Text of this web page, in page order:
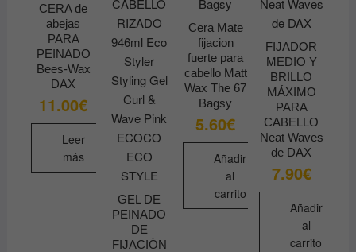
CERA de
abejas
PARA
PEINADO
Bees-Wax
DAX
11.00€
Leer
más
GEL DE
PEINADO
DE
FIJACIÓN
Cera Mate
fijacion
fuerte para
cabello Matt
Wax The 67
Bagsy
5.60€
Añadir
al
carrito
FIJADOR
MEDIO Y
BRILLO
MÁXIMO
PARA
CABELLO
Neat Waves
de DAX
7.90€
Añadir
al
carrito